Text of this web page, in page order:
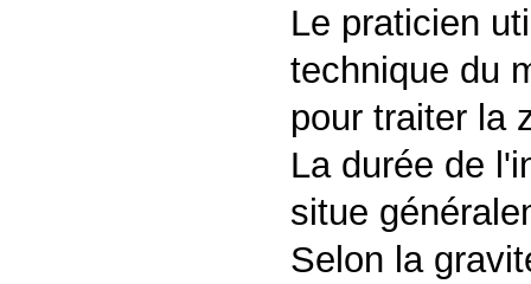
Le praticien
technique du
pour traiter la
La durée de
situe
Selon la